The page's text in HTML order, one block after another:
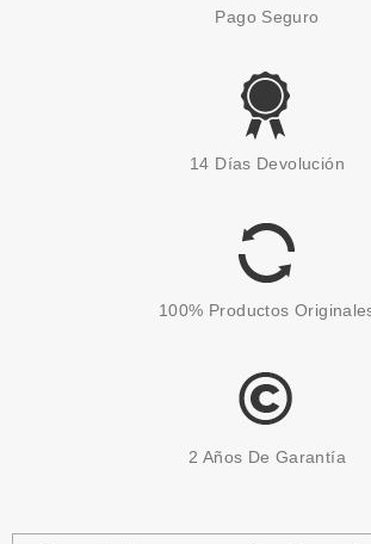
EUGENE PERMA
NATURE BY CYCLE CHAMPU
6.25€
Pago Seguro
14 Días Devolución
100% Productos
2 Años De Garantía